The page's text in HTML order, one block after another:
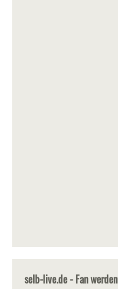
selb-live.de - Fan werden